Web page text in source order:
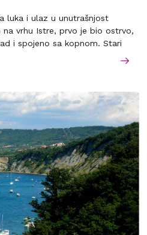
luka i ulaz u unutrašnjost
na vrhu Istre, prvo je bio ostrvo,
i spojeno sa kopnom. Stari
bogatom arhitekturom i